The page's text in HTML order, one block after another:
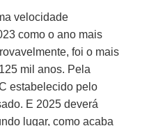
velocidade
como o ano mais
foi o mais
mil anos. Pela
estabelecido pelo
E 2025 deverá
lugar, como acaba